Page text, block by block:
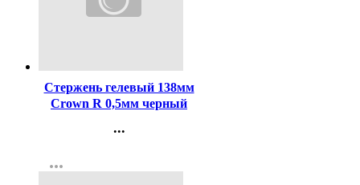
Стержень гелевый 138мм
Crown R 0,5мм черный
...
Регистрация
more_horiz